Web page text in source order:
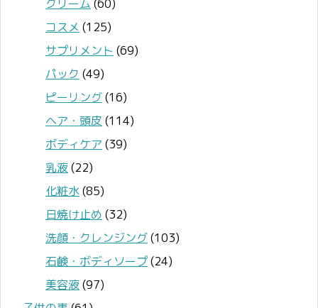
クリーム (60)
コスメ (125)
サプリメント (69)
パック (49)
ピーリング(16)
ヘア・頭皮 (114)
ボディケア (39)
乳液(22)
化粧水(85)
日焼け止め (32)
洗顔・クレンジング(103)
石鹸・ボディソープ(24)
美容液(97)